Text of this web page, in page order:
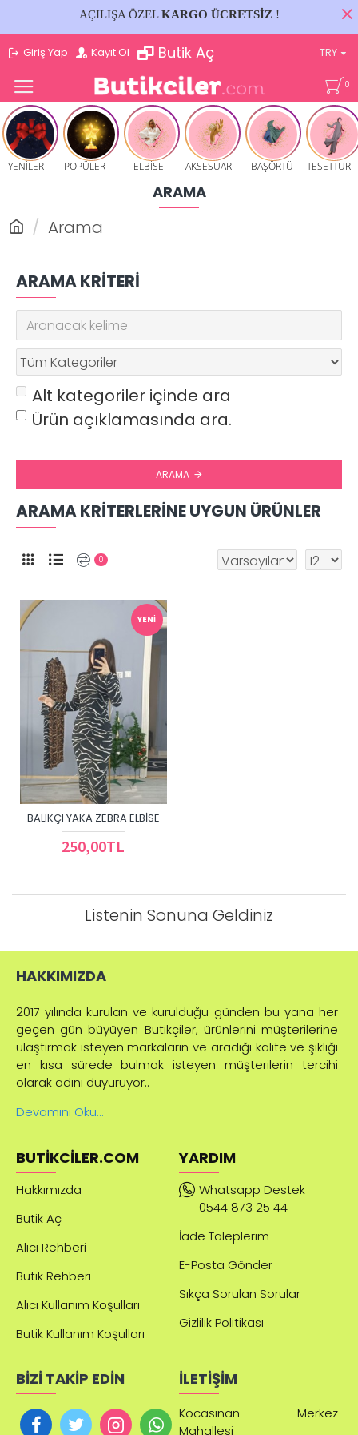
AÇILIŞA ÖZELKARGO ÜCRETSİZ!
Giriş Yap Kayıt Ol Butik Aç TRY
0
YENİLER POPÜLER ELBİSE AKSESUAR BAŞÖRTÜ TESETTUR
Arama
ARAMA
ARAMA KRITERI
Alt kategoriler içinde ara
Ürün açıklamasında ara.
ARAMA
ARAMA KRITERLERINE UYGUN ÜRÜNLER
0
YENI
BALIKÇI YAKA ZEBRA ELBISE
250,00TL
Listenin Sonuna Geldiniz
HAKKIMIZDA
2017 yılında kurulan ve kurulduğu günden bu yana her
geçen gün büyüyen Butikçiler, ürünlerini müşterilerine
ulaştırmak isteyen markaların ve aradığı kalite ve şıklığı
en kısa sürede bulmak isteyen müşterilerin tercihi
olarak adını duyuruyor..
Devamını Oku...
BUTIKCILER.COM
Hakkımızda
Butik Aç
Alıcı Rehberi
Butik Rehberi
Alıcı Kullanım Koşulları
Butik Kullanım Koşulları
YARDIM
Whatsapp Destek
0544 873 25 44
İade Taleplerim
E-Posta Gönder
Sıkça Sorulan Sorular
Gizlilik Politikası
BİZİ TAKİP EDİN İLETİŞİM
Kocasinan Merkez
Mahallesi